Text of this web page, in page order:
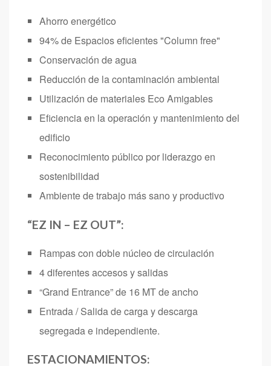
Ahorro energético
94% de Espacios eficientes "Column free"
Conservación de agua
Reducción de la contaminación ambiental
Utilización de materiales Eco Amigables
Eficiencia en la operación y mantenimiento del
edificio
Reconocimiento público por liderazgo en
sostenibilidad
Ambiente de trabajo más sano y productivo
“EZ IN – EZ OUT”:
Rampas con doble núcleo de circulación
4 diferentes accesos y salidas
“Grand Entrance” de 16 MT de ancho
Entrada / Salida de carga y descarga
segregada e independiente.
ESTACIONAMIENTOS: